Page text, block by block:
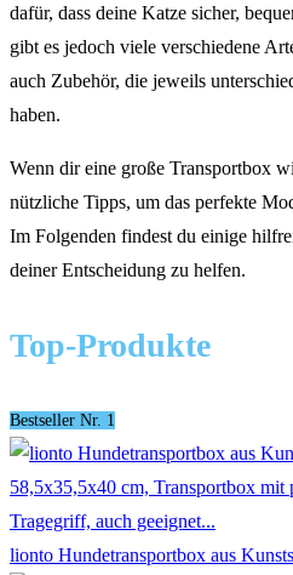
dafür, dass deine Katze sicher,
gibt es jedoch viele verschiedene
auch Zubehör, die jeweils
haben.
Wenn dir eine große Transportbox
nützliche Tipps, um das perfekte
Im Folgenden findest du einige
deiner Entscheidung zu helfen.
Top-Produkte
Bestseller Nr. 1
lionto Hundetransportbox aus